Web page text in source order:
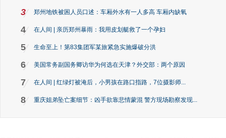
3 郑州地铁被困人员口述：车厢外水有一人多高 车厢内缺氧
4 在人间 | 亲历郑州暴雨：我用皮划艇救了一个孕妇
5 生命至上！第83集团军某旅紧急实施爆破分洪
6 美国常务副国务卿访华为何选在天津？外交部：两个原因
7 在人间 | 红绿灯被淹后，小男孩在路口指路，7位摄影师...
8 重庆姐弟坠亡案细节：凶手欲靠悲情蒙混 警方现场勘察发现...